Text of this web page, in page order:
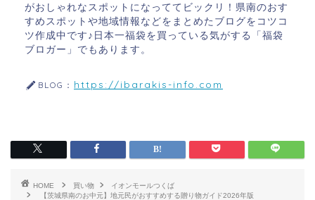
がおしゃれなスポットになっててビックリ！県南のおす
すめスポットや地域情報などをまとめたブログをコツコ
ツ作成中です♪日本一福袋を買っている気がする「福袋
ブロガー」でもあります。
BLOG： https://ibarakis-info.com
HOME 買い物
イオンモールつくば
【茨城県南のお中元】地元民がおすすめする贈り物ガイド2026年版